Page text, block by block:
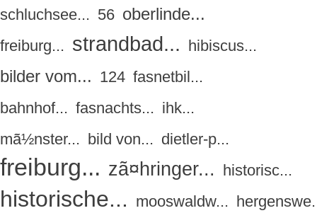
schluchsee... 56 oberlinde...
freiburg... strandbad... hibiscus...
bilder vom... 124 fasnetbil...
bahnhof... fasnachts... ihk...
mã½nster... bild von... dietler-p...
freiburg... zã¤hringer... historisc...
historische... mooswaldw...